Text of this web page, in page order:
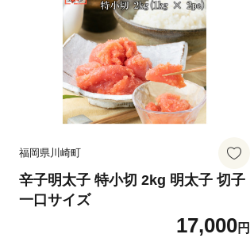
福岡県川崎町
辛子明太子 特小切 2kg 明太子 切子
一口サイズ
17,000円